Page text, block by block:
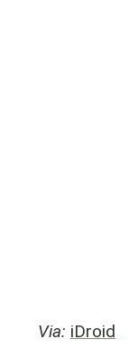
Via: iDroid